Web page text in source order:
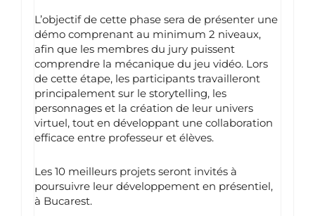
L’objectif de cette phase sera de présenter une
démo comprenant au minimum 2 niveaux,
afin que les membres du jury puissent
comprendre la mécanique du jeu vidéo. Lors
de cette étape, les participants travailleront
principalement sur le storytelling, les
personnages et la création de leur univers
virtuel, tout en développant une collaboration
efficace entre professeur et élèves.
Les 10 meilleurs projets seront invités à
poursuivre leur développement en présentiel,
à Bucarest.